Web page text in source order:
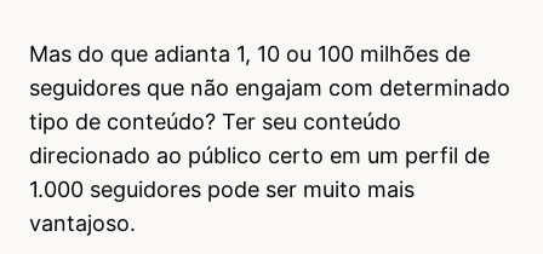
Mas do que adianta 1, 10 ou 100 milhões de
seguidores que não engajam com determinado
tipo de conteúdo? Ter seu conteúdo
direcionado ao público certo em um perfil de
1.000 seguidores pode ser muito mais
vantajoso.